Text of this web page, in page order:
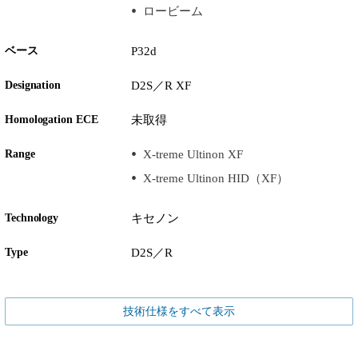
ロービーム
ベース P32d
Designation D2S／R XF
Homologation ECE 未取得
Range
X-treme Ultinon XF
X-treme Ultinon HID（XF）
Technology キセノン
Type D2S／R
技術仕様をすべて表示